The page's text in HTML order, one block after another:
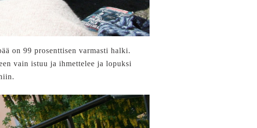
on 99 prosenttisen varmasti halki.
vain istuu ja ihmettelee ja lopuksi